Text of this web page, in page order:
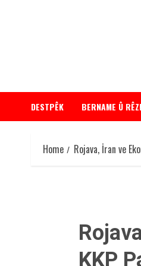
DESTPÊK BERNAME Û
Home Rojava, İran ve
KKP